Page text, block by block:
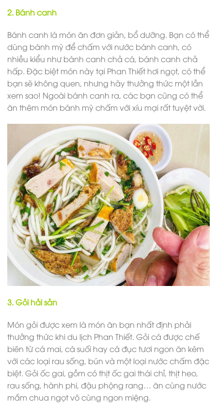
2. Bánh canh
Bánh canh là món ăn đơn giản, bổ dưỡng. Bạn có thể
dùng bánh mỳ để chấm với nước bánh canh, có
nhiều kiểu như bánh canh chả cá, bánh canh chả
hấp. Đặc biệt món này tại Phan Thiết hơi ngọt, có thể
bạn sẽ không quen, nhưng hãy thưởng thức một lần
xem sao! Ngoài bánh canh ra, các bạn cũng có thể
ăn thêm món bánh mỳ chấm với xíu mại rất tuyệt vời.
3. Gỏi hải sản
Món gỏi được xem là món ăn bạn nhất định phải
thưởng thức khi du lịch Phan Thiết. Gỏi cá được chế
biên từ cá mai, cá suối hay cá đục tươi ngon ăn kèm
với các loại rau sống, bún và một loại nước chấm đặc
biệt. Gỏi ốc gai, gồm có thịt ốc gai thái chỉ, thịt heo,
rau sống, hành phi, đậu phộng rang… ăn cùng nước
mắm chua ngọt vô cùng ngon miệng.